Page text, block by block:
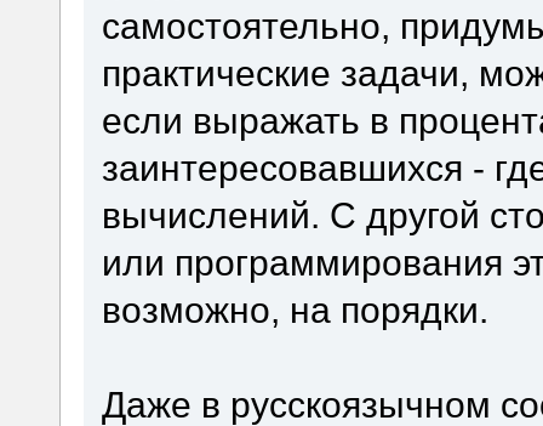
самостоятельно,
практические задачи,
если выражать в
заинтересовавшихся -
вычислений. С другой
или программирования
возможно, на порядки.
Даже в русскоязычном